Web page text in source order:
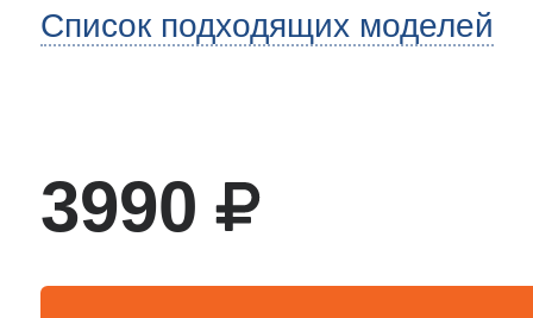
морозилок
Список подходящих моделей
3990